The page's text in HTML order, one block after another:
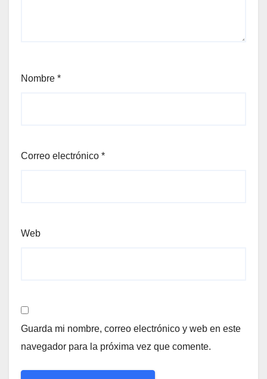
Nombre *
Correo electrónico *
Web
Guarda mi nombre, correo electrónico y web en este
navegador para la próxima vez que comente.